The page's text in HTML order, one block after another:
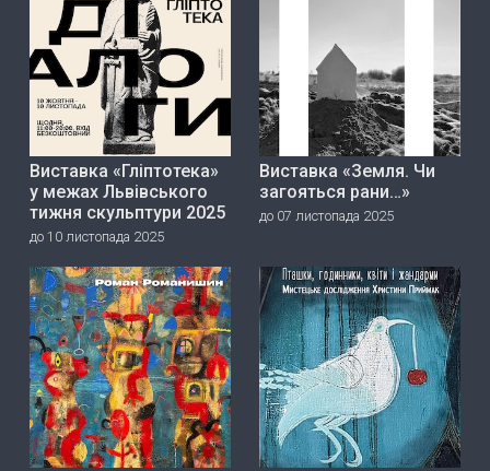
Виставка «Гліптотека»
у межах Львівського
тижня скульптури 2025
до 10 листопада 2025
Виставка «Земля. Чи
загояться рани…»
до 07 листопада 2025